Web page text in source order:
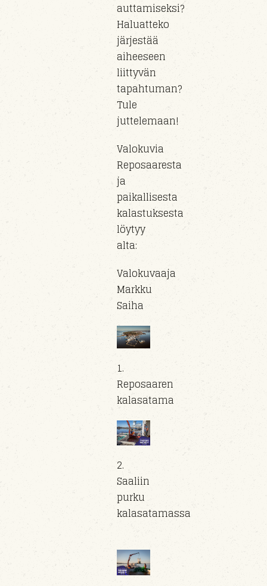
auttamiseksi?
Haluatteko
järjestää
aiheeseen
liittyvän
tapahtuman?
Tule
juttelemaan!
Valokuvia
Reposaaresta
ja
paikallisesta
kalastuksesta
löytyy
alta:
Valokuvaaja
Markku
Saiha
1.
Reposaaren
kalasatama
2.
Saaliin
purku
kalasatamassa